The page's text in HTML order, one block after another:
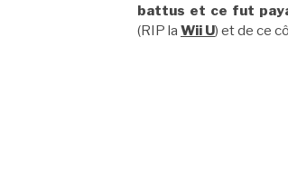
battus et ce fut
(RIP la Wii U) et de ce